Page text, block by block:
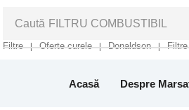
Caută FILTRU COMBUSTIBIL
Filtre ❘ Oferte curele ❘ Donaldson ❘
Acasă Despre